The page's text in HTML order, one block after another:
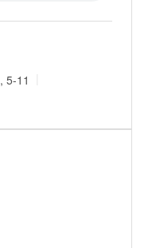
, 5-11